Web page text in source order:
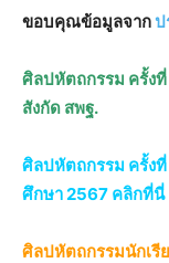
ขอบคุณข้อมูลจากป
ศิลปหัตถกรรม ครั้ง
สังกัด สพฐ.
ศิลปหัตถกรรม ครั้ง
ศึกษา 2567 คลิกที่นี่
ศิลปหัตถกรรมนักเ